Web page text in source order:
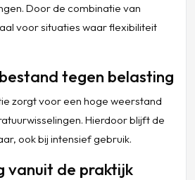
Door de combinatie van
voor situaties waar flexibiliteit
tegen belasting
zorgt voor een hoge weerstand
Hierdoor blijft de
ook bij intensief gebruik.
vanuit de praktijk